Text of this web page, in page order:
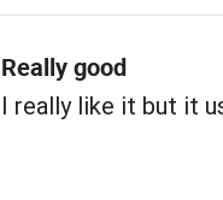
Really good
I really like it but it